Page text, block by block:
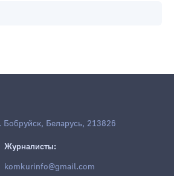
Беларусь, 213826
Журналисты:
komkurinfo@gmail.com